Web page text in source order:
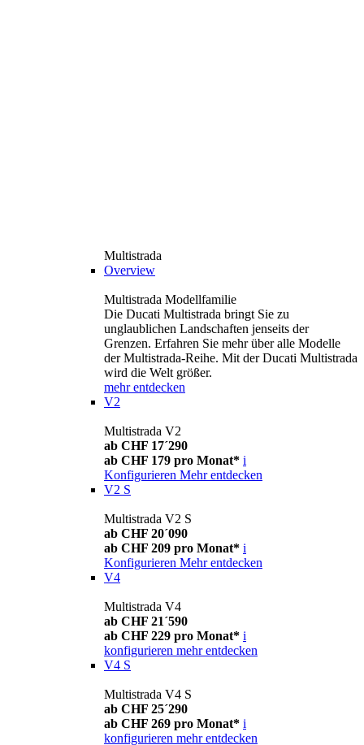
Multistrada
Overview
Multistrada Modellfamilie
Die Ducati Multistrada bringt Sie zu
unglaublichen Landschaften jenseits der
Grenzen. Erfahren Sie mehr über alle Modelle
der Multistrada-Reihe. Mit der Ducati Multistrada
wird die Welt größer.
mehr entdecken
V2
Multistrada V2
ab CHF 17´290
ab CHF 179 pro Monat* i
Konfigurieren Mehr entdecken
V2 S
Multistrada V2 S
ab CHF 20´090
ab CHF 209 pro Monat* i
Konfigurieren Mehr entdecken
V4
Multistrada V4
ab CHF 21´590
ab CHF 229 pro Monat* i
konfigurieren mehr entdecken
V4 S
Multistrada V4 S
ab CHF 25´290
ab CHF 269 pro Monat* i
konfigurieren mehr entdecken